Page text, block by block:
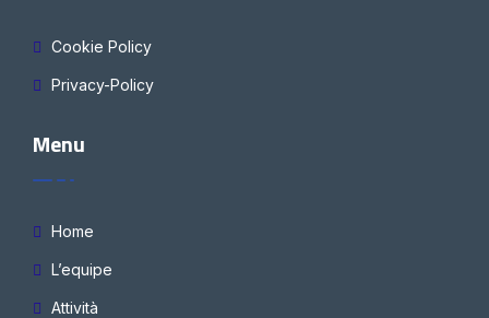
Cookie Policy
Privacy-Policy
Menu
Home
L’equipe
Attività